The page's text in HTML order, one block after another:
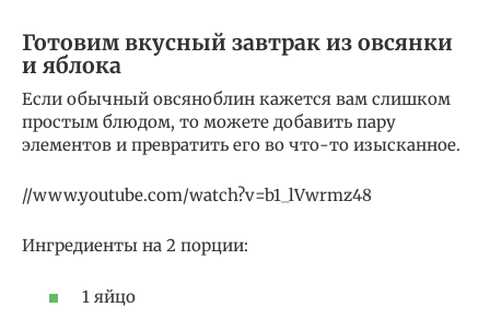
Готовим вкусный завтрак из овсянки
и яблока
Если обычный овсяноблин кажется вам слишком
простым блюдом, то можете добавить пару
элементов и превратить его во что-то изысканное.
//www.youtube.com/watch?v=b1_lVwrmz48
Ингредиенты на 2 порции:
1 яйцо